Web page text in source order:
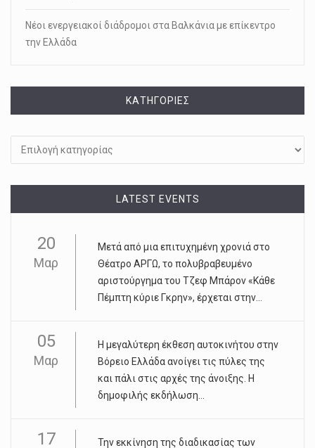
Νέοι ενεργειακοί διάδρομοι στα Βαλκάνια με επίκεντρο
την Ελλάδα
KΑΤΗΓΟΡΊΕΣ
LATEST EVENTS
20
Μαρ
Μετά από μια επιτυχημένη χρονιά στο
Θέατρο ΑΡΓΩ, το πολυβραβευμένο
αριστούργημα του Τζεφ Μπάρον «Κάθε
Πέμπτη κύριε Γκρην», έρχεται στην...
05
Μαρ
Η μεγαλύτερη έκθεση αυτοκινήτου στην
Βόρειο Ελλάδα ανοίγει τις πύλες της
και πάλι στις αρχές της άνοιξης. Η
δημοφιλής εκδήλωση...
17 Την εκκίνηση της διαδικασίας των